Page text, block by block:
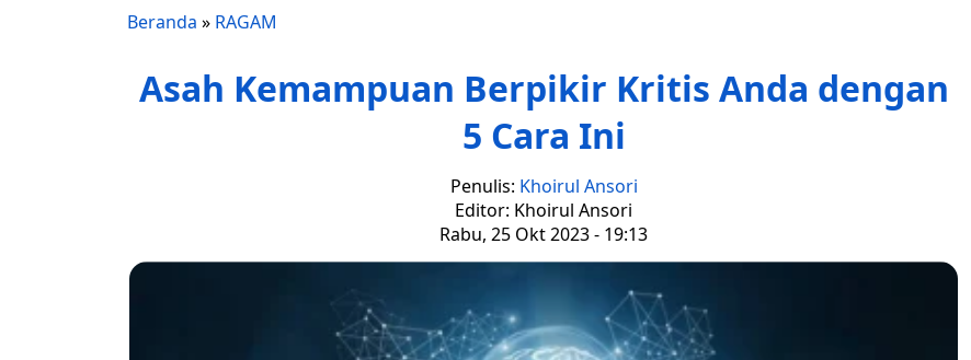
Beranda » RAGAM
Asah Kemampuan Berpikir Kritis Anda dengan
5 Cara Ini
Penulis: Khoirul Ansori
Editor: Khoirul Ansori
Rabu, 25 Okt 2023 - 19:13